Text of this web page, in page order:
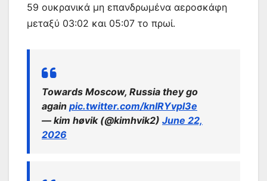
59 ουκρανικά μη επανδρωμένα αεροσκάφη
μεταξύ 03:02 και 05:07 το πρωί.
Towards Moscow, Russia they go
again pic.twitter.com/knIRYvpl3e
— kim høvik (@kimhvik2) June 22,
2026